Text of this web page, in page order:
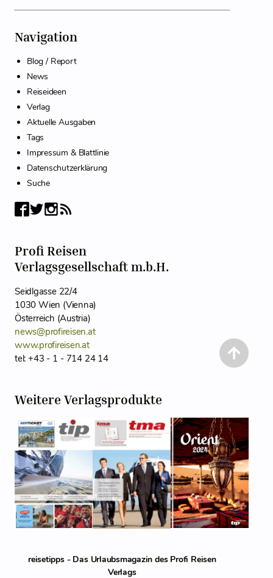
Navigation
Blog / Report
News
Reiseideen
Verlag
Aktuelle Ausgaben
Tags
Impressum & Blattlinie
Datenschutzerklärung
Suche
Profi Reisen
Verlagsgesellschaft m.b.H.
Seidlgasse 22/4
1030 Wien (Vienna)
Österreich (Austria)
news@profireisen.at
www.profireisen.at
tel: +43 - 1 - 714 24 14
Weitere Verlagsprodukte
reisetipps - Das Urlaubsmagazin des Profi Reisen
Verlags